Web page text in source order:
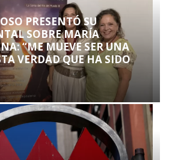
PRESENTÓ SU
SOBRE MARÍA
“ME MUEVE SER UNA
VERDAD QUE HA SIDO